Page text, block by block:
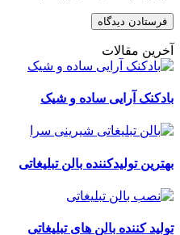
آخرین مقالات
بادکنک آرایی ساده و شیک
بهترین تولیدکننده بالن تبلیغاتی
تولید کننده بالن های تبلیغاتی